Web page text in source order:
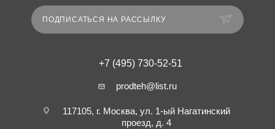
ПОДПИСАТЬСЯ НА РАССЫЛКУ
+7 (495) 730-52-51
prodteh@list.ru
117105, г. Москва, ул. 1-ый Нагатинский
проезд, д. 4